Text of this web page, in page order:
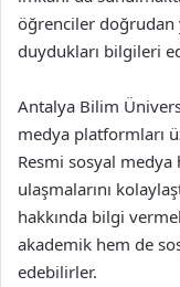
öğrenciler
duydukları bilgileri
Antalya Bilim
medya platformları
Resmi sosyal
ulaşmalarını
hakkında bilgi
akademik hem de
edebilirler.